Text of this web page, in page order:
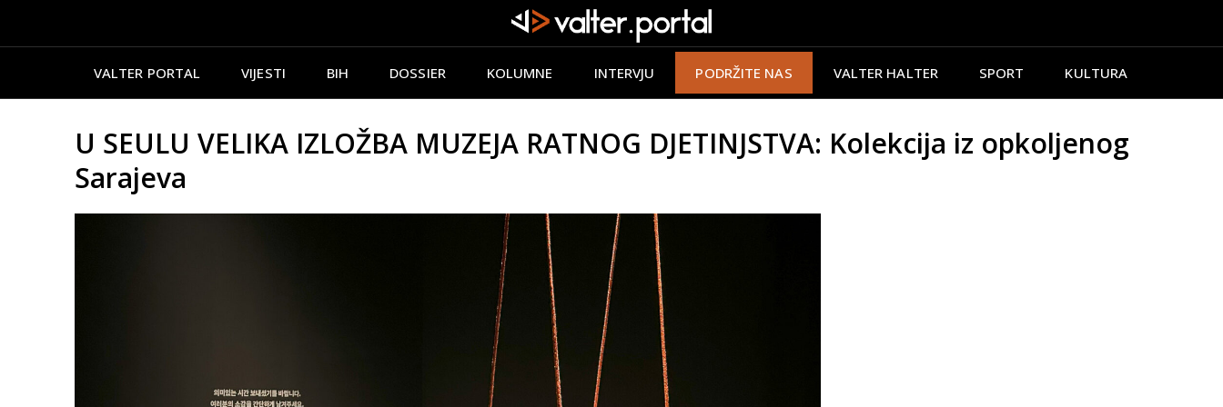
VALTER PORTAL VIJESTI BIH DOSSIER KOLUMNE INTERVJU PODRŽITE NAS VALTER HALTER SPORT KULTURA
U SEULU VELIKA IZLOŽBA MUZEJA RATNOG DJETINJSTVA: Kolekcija iz opkoljenog
Sarajeva